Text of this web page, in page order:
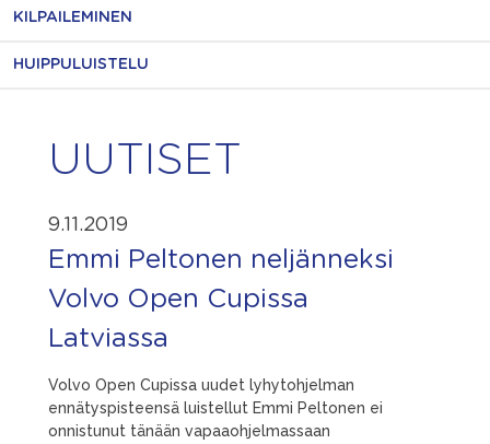
KILPAILEMINEN
HUIPPULUISTELU
UUTISET
9.11.2019
Emmi Peltonen neljänneksi
Volvo Open Cupissa
Latviassa
Volvo Open Cupissa uudet lyhytohjelman
ennätyspisteensä luistellut Emmi Peltonen ei
onnistunut tänään vapaaohjelmassaan